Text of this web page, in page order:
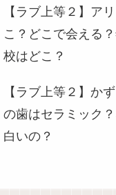
【ラブ上等２】ア
こ？どこで会える
校はどこ？
【ラブ上等２】か
の歯はセラミック
白いの？